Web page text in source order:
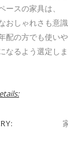
ースの家具は、
おしゃれさも意識
配の方でも使い
なるよう選定しま